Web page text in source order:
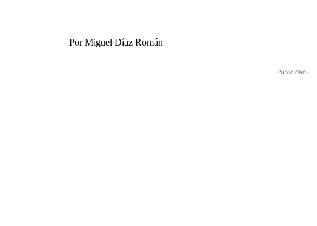
Por Miguel Díaz Román
- Publicidad-